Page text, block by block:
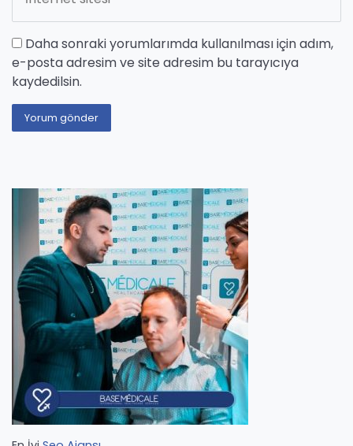
Daha sonraki yorumlarımda kullanılması için adım,
e-posta adresim ve site adresim bu tarayıcıya
kaydedilsin.